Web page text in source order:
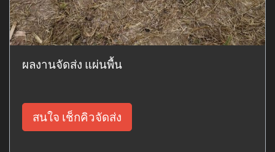
ผลงานจัดส่ง แผ่นพื้น
สนใจ เช็กคิวจัดส่ง